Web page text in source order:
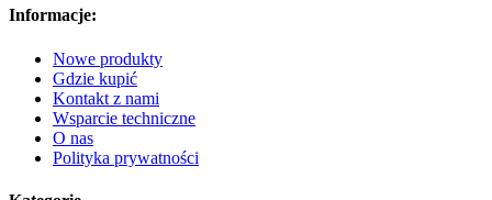
Informacje:
Nowe produkty
Gdzie kupić
Kontakt z nami
Wsparcie techniczne
O nas
Polityka prywatności